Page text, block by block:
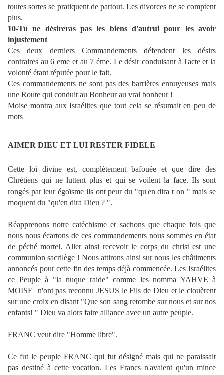
toutes sortes se pratiquent de partout. Les divorces ne se comptent
plus.
10-Tu ne désireras pas les biens d'autrui pour les avoir
injustement
Ces deux derniers Commandements défendent les désirs
contraires au 6 eme et au 7 éme. Le désir conduisant à l'acte et la
volonté étant réputée pour le fait.
Ces commandements ne sont pas des barrières ennuyeuses mais
une Route qui conduit au Bonheur au vrai bonheur !
Moise montra aux Israélites que tout cela se résumait en peu de
mots
AIMER DIEU ET LUI RESTER FIDELE
Cette loi divine est, complètement bafouée et que dire des
Chrétiens qui ne luttent plus et qui se voilent la face. Ils sont
rongés par leur égoïsme ils ont peur du "qu'en dira t on " mais se
moquent du "qu'en dira Dieu ? ".
Réapprenons notre catéchisme et sachons que chaque fois que
nous nous écartons de ces commandements nous sommes en état
de péché mortel. Aller ainsi recevoir le corps du christ est une
communion sacrilège ! Nous attirons ainsi sur nous les châtiments
annoncés pour cette fin des temps déjà commencée. Les Israélites
ce Peuple à "la nuque raide" comme les nomma YAHVE à
MOISE
n'ont pas reconnu JESUS le Fils de Dieu et le clouèrent
sur une croix en disant "Que son sang retombe sur nous et sur nos
enfants! " Dieu va alors faire alliance avec un autre peuple.
FRANC veut dire "Homme libre".
Ce fut le peuple FRANC qui fut désigné mais qui ne paraissait
pas destiné à cette vocation. Les Francs n'avaient qu'un mince